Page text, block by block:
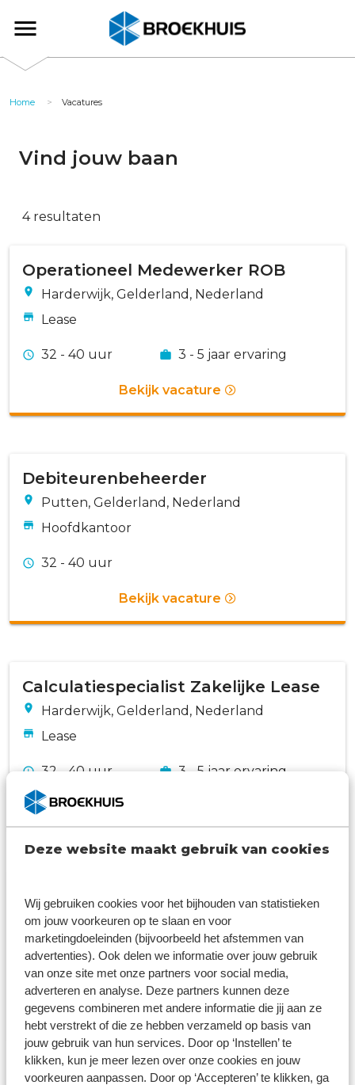
Deze website maakt gebruik van cookies
Wij gebruiken cookies voor het bijhouden van statistieken
om jouw voorkeuren op te slaan en voor
marketingdoeleinden (bijvoorbeeld het afstemmen van
advertenties). Ook delen we informatie over jouw gebruik
van onze site met onze partners voor social media,
adverteren en analyse. Deze partners kunnen deze
gegevens combineren met andere informatie die jij aan ze
hebt verstrekt of die ze hebben verzameld op basis van
jouw gebruik van hun services. Door op ‘Instellen’ te
klikken, kun je meer lezen over onze cookies en jouw
voorkeuren aanpassen. Door op ‘Accepteren’ te klikken, ga
en
de
gaan
Broekhuis
Home Vacatures
Vind jouw baan
4 resultaten
Operationeel Medewerker ROB
Harderwijk, Gelderland, Nederland
Lease
32 - 40 uur 3 - 5 jaar ervaring
Bekijk vacature
Debiteurenbeheerder
Putten, Gelderland, Nederland
Hoofdkantoor
32 - 40 uur
Bekijk vacature
Calculatiespecialist Zakelijke Lease
Harderwijk, Gelderland, Nederland
Lease
32 - 40 uur 3 - 5 jaar ervaring
Bekijk vacature
Systeembeheerder
Putten, Gelderland, Nederland
Hoofdkantoor
40 uur 5 jaar ervaring
Bekijk vacature